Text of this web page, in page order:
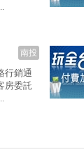
南投
行銷通
房委託